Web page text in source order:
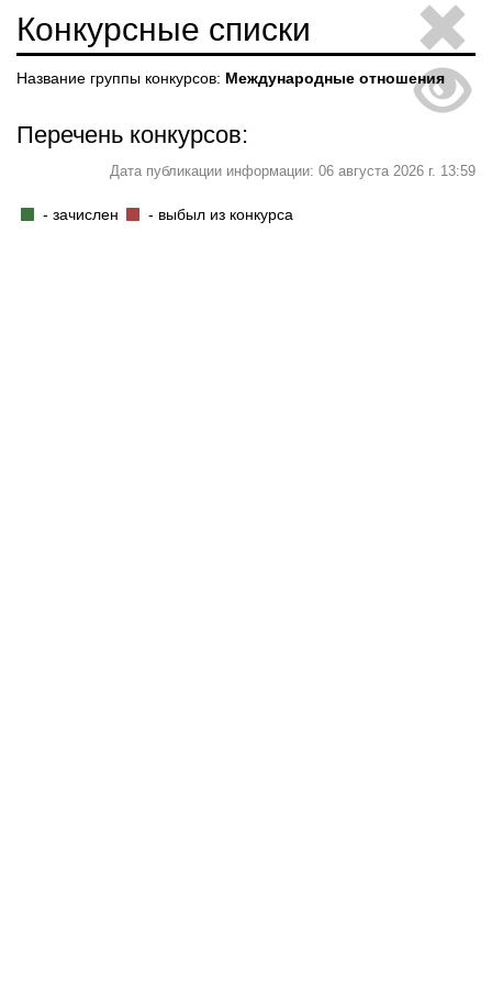
Конкурсные списки
Название группы конкурсов: Международные отношения
Перечень конкурсов:
Дата публикации информации: 06 августа 2026 г. 13:59
- зачислен - выбыл из конкурса